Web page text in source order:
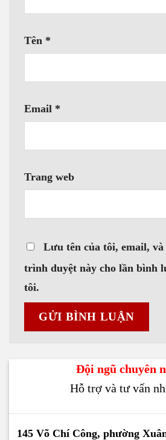
Tên *
Email *
Trang web
Lưu tên của tôi, email,
trình duyệt này cho lần bình
tôi.
Đội ngũ chuyên
Hỗ trợ và tư vấn
145 Võ Chí Công, phường